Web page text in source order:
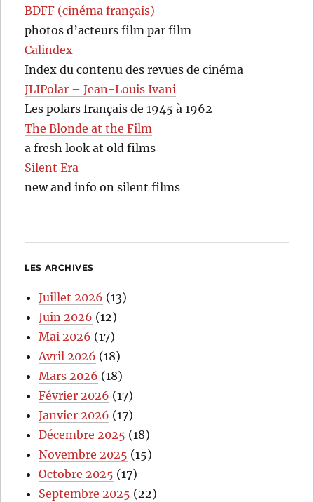
BDFF (cinéma français)
photos d’acteurs film par film
Calindex
Index du contenu des revues de cinéma
JLIPolar – Jean-Louis Ivani
Les polars français de 1945 à 1962
The Blonde at the Film
a fresh look at old films
Silent Era
new and info on silent films
LES ARCHIVES
Juillet 2026 (13)
Juin 2026 (12)
Mai 2026 (17)
Avril 2026 (18)
Mars 2026 (18)
Février 2026 (17)
Janvier 2026 (17)
Décembre 2025 (18)
Novembre 2025 (15)
Octobre 2025 (17)
Septembre 2025 (22)